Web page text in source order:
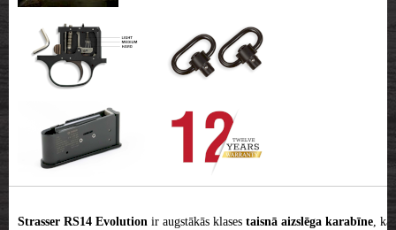
Strasser RS14 Evolution ir augstākās klases taisnā aizslēga karabīne , kas